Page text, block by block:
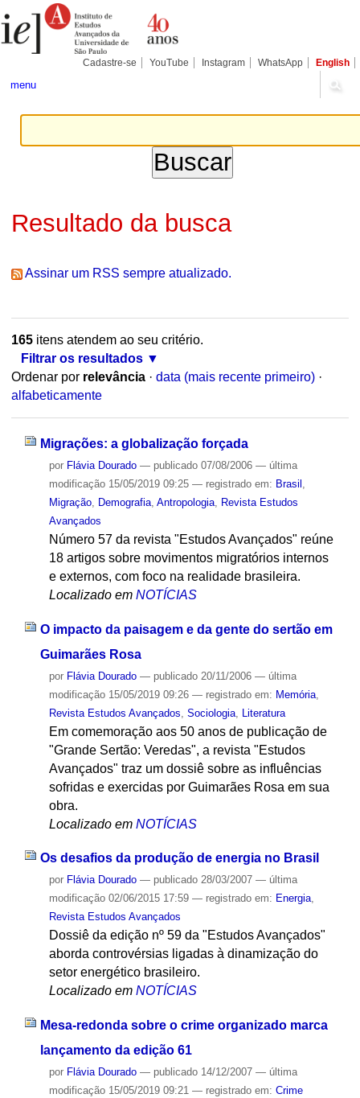
para
conteúdo.
Pessoais
Cadastre-se YouTube Instagram WhatsApp English
menu
Resultado da busca
Assinar um RSS sempre atualizado.
165itens atendem ao seu critério.
Filtrar os resultados
Ordenar por relevância · data (mais recente primeiro) ·
alfabeticamente
Migrações: a globalização forçada
por Flávia Dourado — publicado07/08/2006 — última
modificação15/05/2019 09:25 — registrado em: Brasil
Migração, Demografia, Antropologia,
Revista Estudos
Avançados
Número 57 da revista "Estudos Avançados" reúne
18 artigos sobre movimentos migratórios internos
e externos, com foco na realidade brasileira.
Localizado em NOTÍCIAS
O impacto da paisagem e da gente do sertão em
Guimarães Rosa
por Flávia Dourado — publicado20/11/2006 — última
modificação15/05/2019 09:26 — registrado em: Memória,
Revista Estudos Avançados Sociologia, Literatura
Em comemoração aos 50 anos de publicação de
"Grande Sertão: Veredas", a revista "Estudos
Avançados" traz um dossiê sobre as influências
sofridas e exercidas por Guimarães Rosa em sua
obra.
Localizado em NOTÍCIAS
Os desafios da produção de energia no Brasil
por Flávia Dourado — publicado28/03/2007 — última
modificação02/06/2015 17:59 — registrado em: Energia,
Revista Estudos Avançados
Dossiê da edição nº 59 da "Estudos Avançados"
aborda controvérsias ligadas à dinamização do
setor energético brasileiro.
Localizado em NOTÍCIAS
Mesa-redonda sobre o crime organizado marca
lançamento da edição 61
por Flávia Dourado — publicado14/12/2007 — última
modificação15/05/2019 09:21 — registrado em: Crime